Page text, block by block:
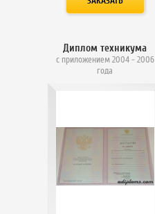
Диплом техникума
с приложением 2004 - 2006
года